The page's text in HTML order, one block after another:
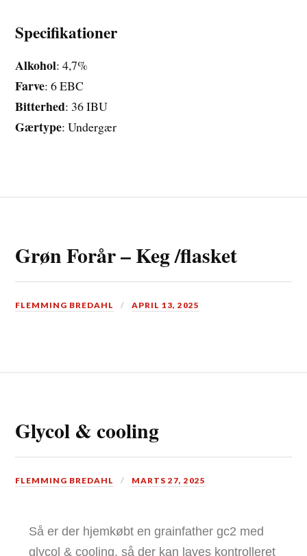
Specifikationer
Alkohol: 4,7%
Farve: 6 EBC
Bitterhed: 36 IBU
Gærtype: Undergær
Grøn Forår – Keg /flasket
FLEMMING BREDAHL APRIL 13, 2025
Glycol & cooling
FLEMMING BREDAHL MARTS 27, 2025
Så er der hjemkøbt en grainfather gc2 med
glycol & cooling, så der kan laves kontrolleret